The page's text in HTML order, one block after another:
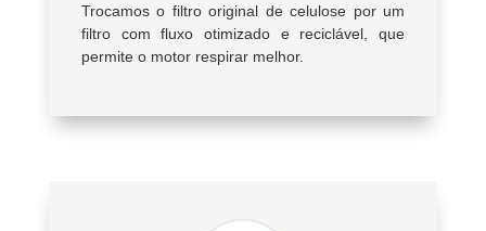
Trocamos o filtro original de celulose por um
filtro com fluxo otimizado e reciclável, que
permite o motor respirar melhor.